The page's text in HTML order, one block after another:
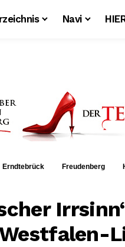
Navi
Erndtebrück Freudenberg